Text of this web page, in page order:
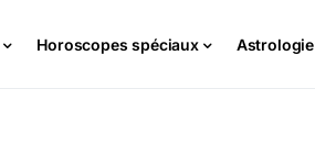
Horoscopes spéciaux Astrologie